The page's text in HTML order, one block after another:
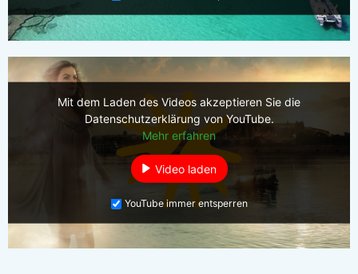
Mit dem Laden des Videos akzeptieren Sie die
Datenschutzerklärung von YouTube.
Mehr erfahren
Video laden
YouTube immer entsperren